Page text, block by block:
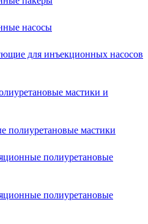
насосы
для инъекционных насосов
мастики и
полиуретановые мастики
полиуретановые
полиуретановые